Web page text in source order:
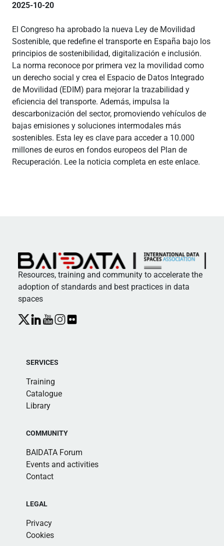
2025-10-20
El Congreso ha aprobado la nueva Ley de Movilidad
Sostenible, que redefine el transporte en España bajo los
principios de sostenibilidad, digitalización e inclusión.
La norma reconoce por primera vez la movilidad como
un derecho social y crea el Espacio de Datos Integrado
de Movilidad (EDIM) para mejorar la trazabilidad y
eficiencia del transporte. Además, impulsa la
descarbonización del sector, promoviendo vehículos de
bajas emisiones y soluciones intermodales más
sostenibles. Esta ley es clave para acceder a 10.000
millones de euros en fondos europeos del Plan de
Recuperación. Lee la noticia completa en este enlace.
Resources, training and community to accelerate the
adoption of standards and best practices in data
spaces
SERVICES
Training
Catalogue
Library
COMMUNITY
BAIDATA Forum
Events and activities
Contact
LEGAL
Privacy
Cookies